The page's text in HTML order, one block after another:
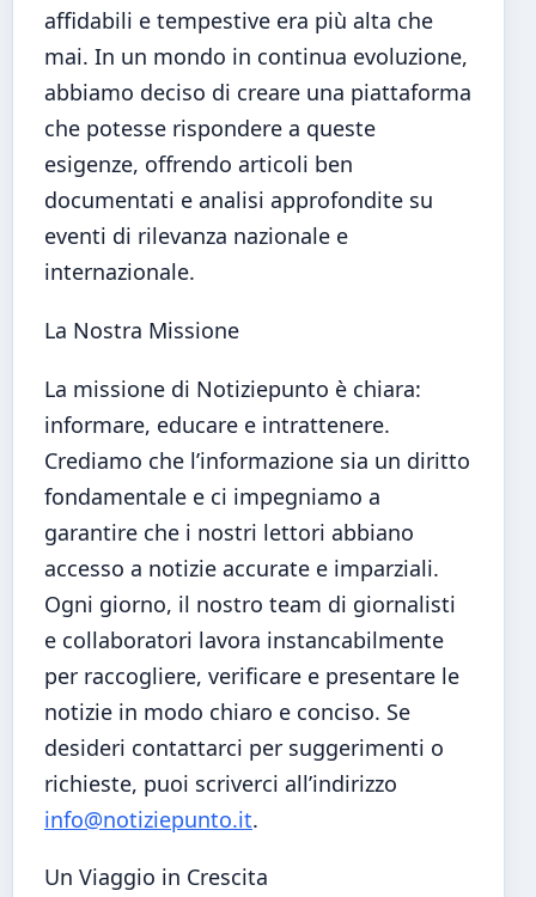
affidabili e tempestive era più alta che
mai. In un mondo in continua evoluzione,
abbiamo deciso di creare una piattaforma
che potesse rispondere a queste
esigenze, offrendo articoli ben
documentati e analisi approfondite su
eventi di rilevanza nazionale e
internazionale.
La Nostra Missione
La missione di Notiziepunto è chiara:
informare, educare e intrattenere.
Crediamo che l’informazione sia un diritto
fondamentale e ci impegniamo a
garantire che i nostri lettori abbiano
accesso a notizie accurate e imparziali.
Ogni giorno, il nostro team di giornalisti
e collaboratori lavora instancabilmente
per raccogliere, verificare e presentare le
notizie in modo chiaro e conciso. Se
desideri contattarci per suggerimenti o
richieste, puoi scriverci all’indirizzo
info@notiziepunto.it.
Un Viaggio in Crescita